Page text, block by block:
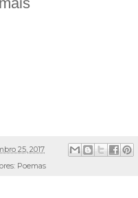
25, 2017
Poemas